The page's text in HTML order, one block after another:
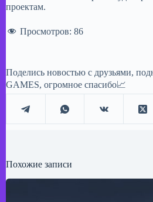
проектам.
Просмотров: 86
Поделись новостью с друзьями,
GAMES, огромное спасибо📈
Похожие записи